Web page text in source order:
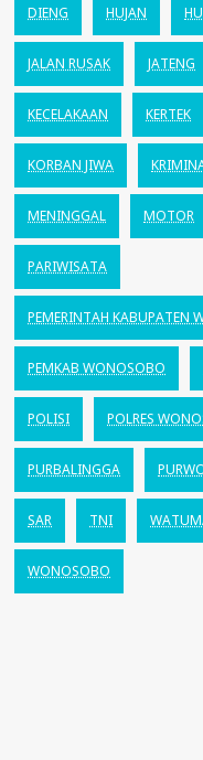
DIENG HUJAN
JALAN RUSAK JATENG
KECELAKAAN KERTEK
KORBAN JIWA
MENINGGAL MOTOR
PARIWISATA
PEMERINTAH KABUPATEN
PEMKAB WONOSOBO
POLISI POLRES
PURBALINGGA
SAR TNI
WONOSOBO